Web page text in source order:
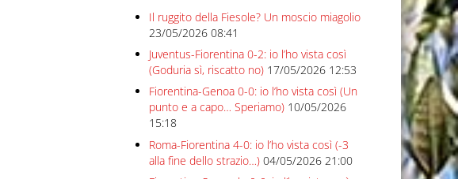
Il ruggito della Fiesole? Un moscio miagolio
23/05/2026 08:41
Juventus-Fiorentina 0-2: io l’ho vista così
(Goduria sì, riscatto no) 17/05/2026 12:53
Fiorentina-Genoa 0-0: io l’ho vista così (Un
punto e a capo… Speriamo) 10/05/2026
15:18
Roma-Fiorentina 4-0: io l’ho vista così (-3
alla fine dello strazio…) 04/05/2026 21:00